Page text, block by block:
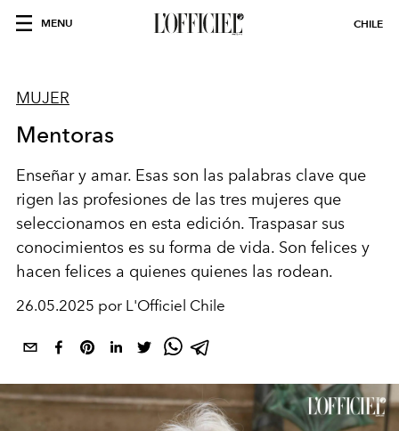
MENU CHILE
MUJER
Mentoras
Enseñar y amar. Esas son las palabras clave que
rigen las profesiones de las tres mujeres que
seleccionamos en esta edición. Traspasar sus
conocimientos es su forma de vida. Son felices y
hacen felices a quienes quienes las rodean.
26.05.2025 por L'Officiel Chile